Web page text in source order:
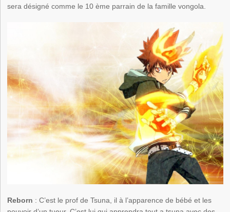
sera désigné comme le 10 ème parrain de la famille vongola.
Reborn : C’est le prof de Tsuna, il à l’apparence de bébé et les